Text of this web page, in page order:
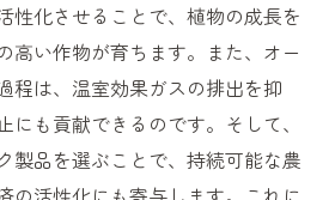
性化させることで、植物の成長を
高い作物が育ちます。また、オー
程は、温室効果ガスの排出を抑
にも貢献できるのです。そして、
製品を選ぶことで、持続可能な農